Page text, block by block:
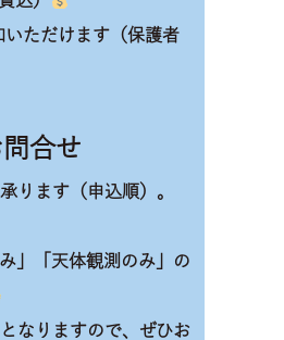
いただけます（保護者
合せ
ります（申込順）。
」「天体観測のみ」の
なりますので、ぜひお